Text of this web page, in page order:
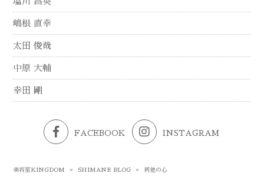
嶋根 直幸
太田 俊哉
中原 大輔
幸田 剛
FACEBOOK INSTAGRAM
美容室KINGDOM » SHIMANE BLOG » 利他の心